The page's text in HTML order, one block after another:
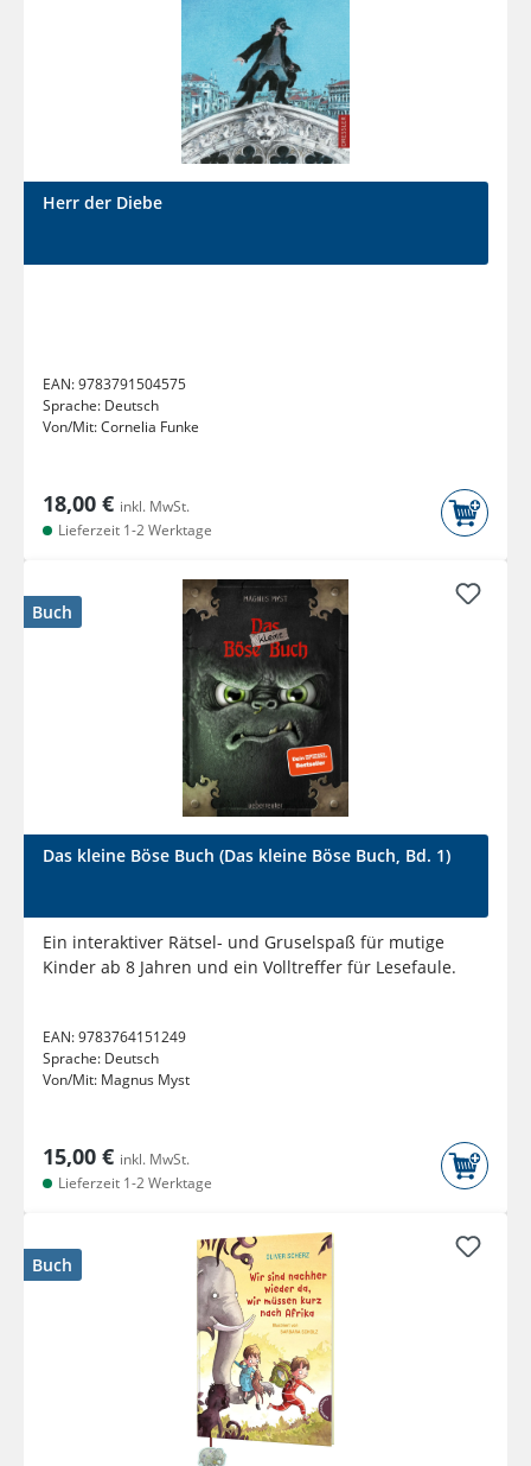
Herr der Diebe
EAN:9783791504575
Sprache: Deutsch
Von/Mit:Cornelia Funke
18,00 € inkl. MwSt.
Lieferzeit 1-2 Werktage
Buch
Das kleine Böse Buch (Das kleine Böse Buch, Bd. 1)
Ein interaktiver Rätsel- und Gruselspaß für mutige
Kinder ab 8 Jahren und ein Volltreffer für Lesefaule.
EAN:9783764151249
Sprache: Deutsch
Von/Mit: Magnus Myst
15,00 € inkl. MwSt.
Lieferzeit 1-2 Werktage
Buch